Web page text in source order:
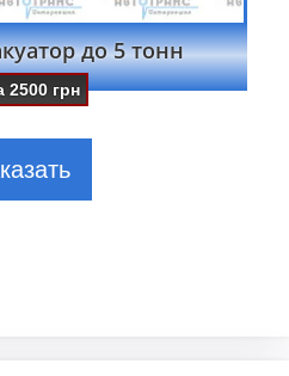
до 5 тонн
2500 грн